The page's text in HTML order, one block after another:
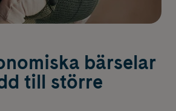
bärselar
till större